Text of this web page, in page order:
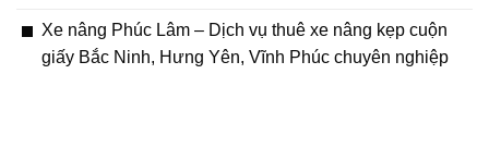
Xe nâng Phúc Lâm – Dịch vụ thuê xe nâng kẹp cuộn
giấy Bắc Ninh, Hưng Yên, Vĩnh Phúc chuyên nghiệp